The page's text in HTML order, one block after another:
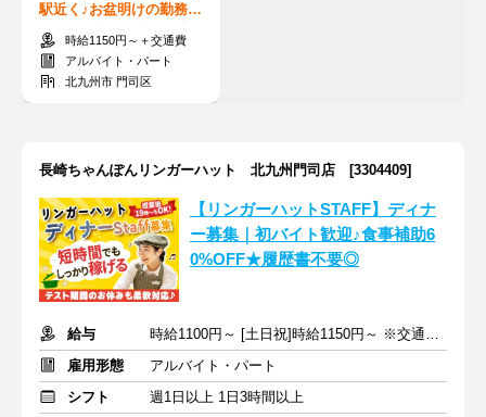
駅近く♪お盆明けの勤務も
OK！10時～15時の短時間
＆扶養内も◎
時給1150円～＋交通費
アルバイト・パート
北九州市 門司区
長崎ちゃんぽんリンガーハット 北九州門司店 [3304409]
【リンガーハットSTAFF】ディナ
ー募集｜初バイト歓迎♪食事補助6
0%OFF★履歴書不要◎
給与
時給1100円～ [土日祝]時給1150円～ ※交通費全額支給
雇用形態
アルバイト・パート
シフト
週1日以上 1日3時間以上